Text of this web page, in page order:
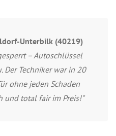
Unterbilk (40219)
– Autoschlüssel
Der Techniker war in 20
ohne jeden Schaden
und total fair im Preis!"